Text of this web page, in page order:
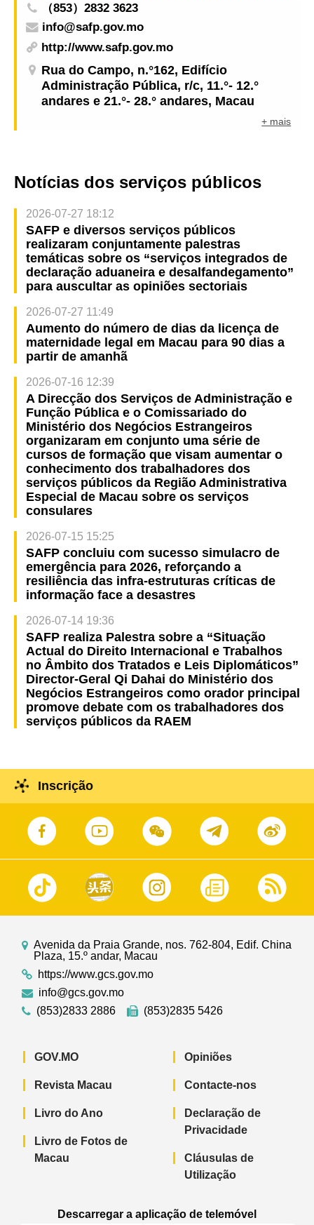
（853）2832 3623
info@safp.gov.mo
http://www.safp.gov.mo
Rua do Campo, n.°162, Edifício
Administração Pública, r/c, 11.°- 12.°
andares e 21.°- 28.° andares, Macau
+ mais
Notícias dos serviços públicos
2026-07-27 18:12
SAFP e diversos serviços públicos
realizaram conjuntamente palestras
temáticas sobre os “serviços integrados de
declaração aduaneira e desalfandegamento”
para auscultar as opiniões sectoriais
2026-07-27 11:49
Aumento do número de dias da licença de
maternidade legal em Macau para 90 dias a
partir de amanhã
2026-07-16 12:39
A Direcção dos Serviços de Administração e
Função Pública e o Comissariado do
Ministério dos Negócios Estrangeiros
organizaram em conjunto uma série de
cursos de formação que visam aumentar o
conhecimento dos trabalhadores dos
serviços públicos da Região Administrativa
Especial de Macau sobre os serviços
consulares
2026-07-15 15:25
SAFP concluiu com sucesso simulacro de
emergência para 2026, reforçando a
resiliência das infra-estruturas críticas de
informação face a desastres
2026-07-14 19:36
SAFP realiza Palestra sobre a “Situação
Actual do Direito Internacional e Trabalhos
no Âmbito dos Tratados e Leis Diplomáticos”
Director-Geral Qi Dahai do Ministério dos
Negócios Estrangeiros como orador principal
promove debate com os trabalhadores dos
serviços públicos da RAEM
Inscrição
Avenida da Praia Grande, nos. 762-804, Edif. China
Plaza, 15.º andar, Macau
https://www.gcs.gov.mo
info@gcs.gov.mo
(853)2833 2886
(853)2835 5426
GOV.MO
Revista Macau
Livro do Ano
Livro de Fotos de
Macau
Opiniões
Contacte-nos
Declaração de
Privacidade
Cláusulas de
Utilização
Descarregar a aplicação de telemóvel